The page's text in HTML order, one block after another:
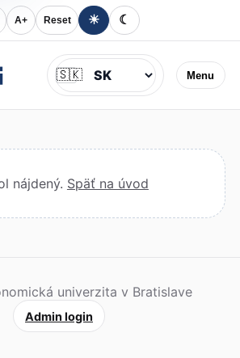
A+ Reset ☀ ☾
Menu
Jazyk
🇸🇰
nájdený. Späť na úvod
univerzita v Bratislave
Admin login